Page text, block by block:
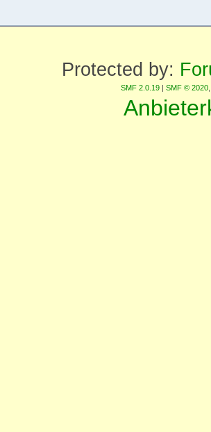
Protected by:
SMF 2.0.19 | SMF © 2020